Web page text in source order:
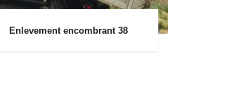
Enlevement encombrant 38